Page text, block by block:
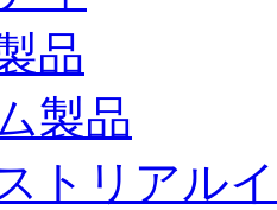
品
製品
トリアル